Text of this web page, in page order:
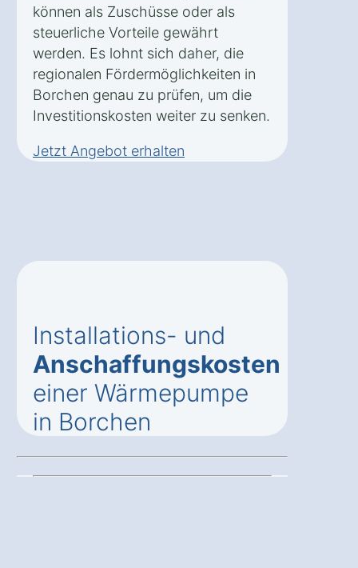
können als Zuschüsse oder als
steuerliche Vorteile gewährt
werden. Es lohnt sich daher, die
regionalen Fördermöglichkeiten in
Borchen genau zu prüfen, um die
Investitionskosten weiter zu senken.
Jetzt Angebot erhalten
Installations- und
Anschaffungskosten
einer Wärmepumpe
in Borchen